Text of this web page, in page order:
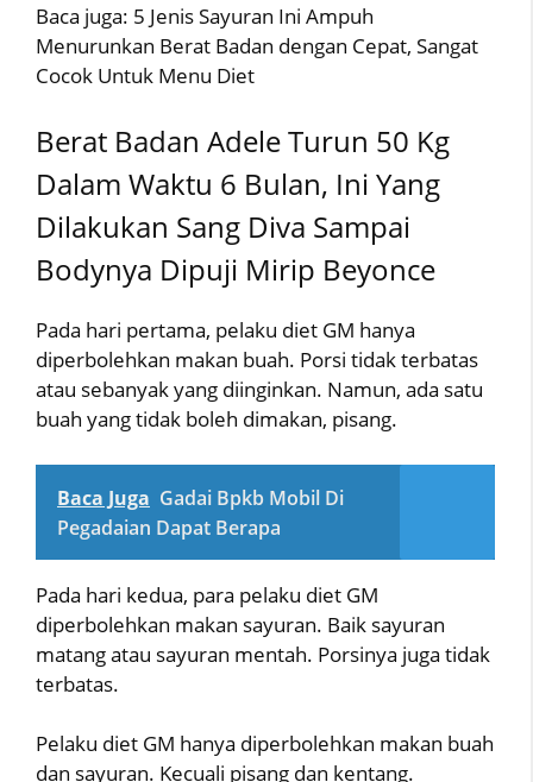
Baca juga: 5 Jenis Sayuran Ini Ampuh
Menurunkan Berat Badan dengan Cepat, Sangat
Cocok Untuk Menu Diet
Berat Badan Adele Turun 50 Kg
Dalam Waktu 6 Bulan, Ini Yang
Dilakukan Sang Diva Sampai
Bodynya Dipuji Mirip Beyonce
Pada hari pertama, pelaku diet GM hanya
diperbolehkan makan buah. Porsi tidak terbatas
atau sebanyak yang diinginkan. Namun, ada satu
buah yang tidak boleh dimakan, pisang.
Baca Juga Gadai Bpkb Mobil Di
Pegadaian Dapat Berapa
Pada hari kedua, para pelaku diet GM
diperbolehkan makan sayuran. Baik sayuran
matang atau sayuran mentah. Porsinya juga tidak
terbatas.
Pelaku diet GM hanya diperbolehkan makan buah
dan sayuran. Kecuali pisang dan kentang.